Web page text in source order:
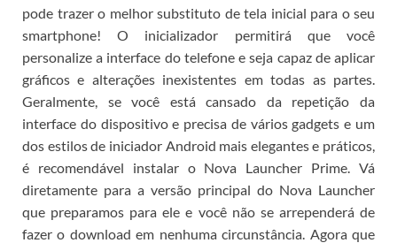
pode trazer o melhor substituto de tela inicial para o seu
smartphone!O inicializador permitirá que você
personalize a interface do telefone e seja capaz de aplicar
gráficos e alterações inexistentes em todas as partes.
Geralmente, se você está cansado da repetição da
interface do dispositivo e precisa de vários gadgets e um
dos estilos de iniciador Android mais elegantes e práticos,
é recomendável instalar o Nova Launcher Prime. Vá
diretamente para a versão principal do Nova Launcher
que preparamos para ele e você não se arrependerá de
fazer o download em nenhuma circunstância. Agora que